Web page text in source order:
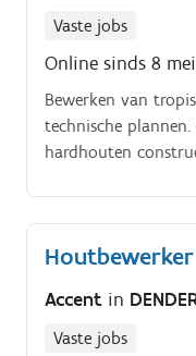
Vaste jobs
Online sinds 8
Bewerken van
technische
hardhouten
en andere
herstellingen en
houten
Houtbewerker
Accent in
Vaste jobs